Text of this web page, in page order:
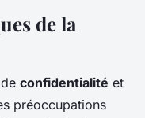
de la
confidentialité et
préoccupations